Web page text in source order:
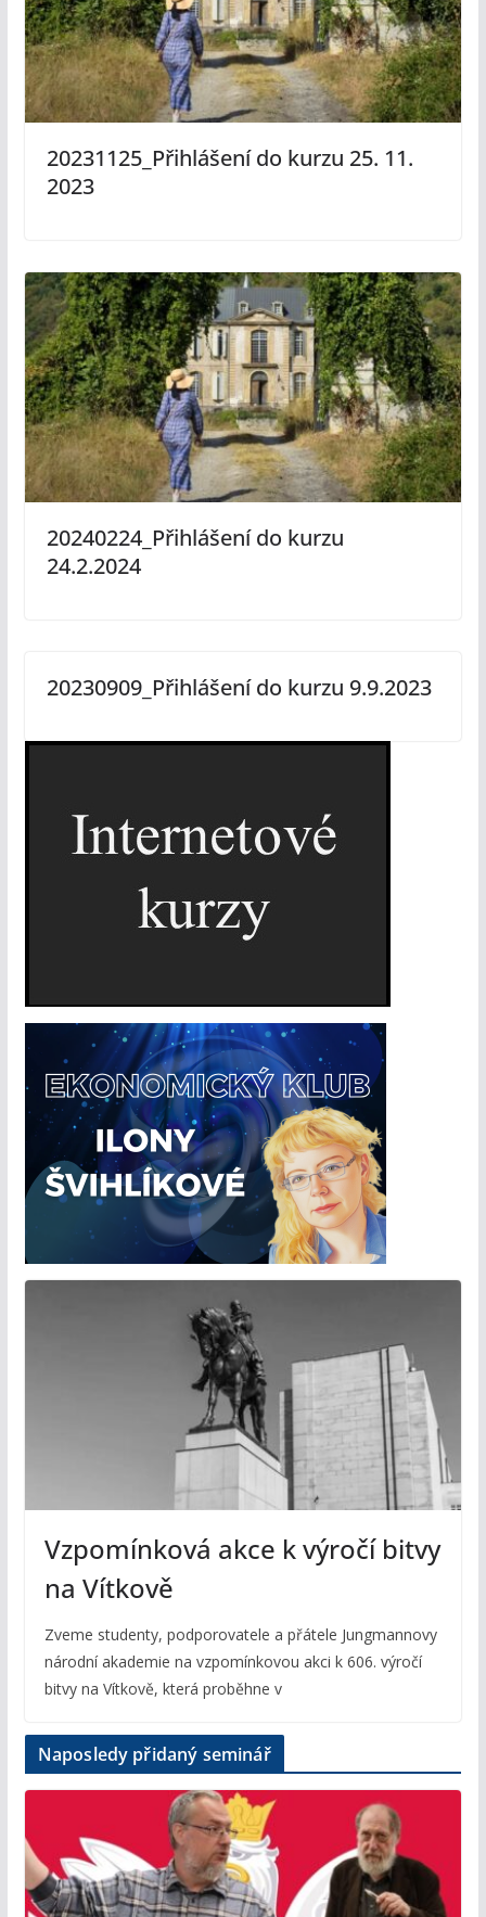
20231125_Přihlášení do kurzu 25. 11.
2023
20240224_Přihlášení do kurzu
24.2.2024
20230909_Přihlášení do kurzu 9.9.2023
Vzpomínková akce k výročí bitvy
na Vítkově
Zveme studenty, podporovatele a přátele Jungmannovy
národní akademie na vzpomínkovou akci k 606. výročí
bitvy na Vítkově, která proběhne v
Naposledy přidaný seminář